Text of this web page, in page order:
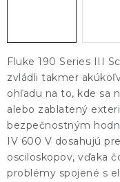
Fluke 190 Series III
zvládli takmer
ohľadu na to, kde sa
alebo zablatený
bezpečnostným
IV 600 V dosahujú
osciloskopov, vďaka
problémy spojené s